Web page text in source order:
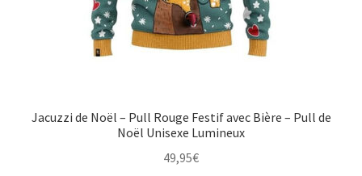
Jacuzzi de Noël – Pull Rouge Festif avec Bière – Pull de
Noël Unisexe Lumineux
49,95€